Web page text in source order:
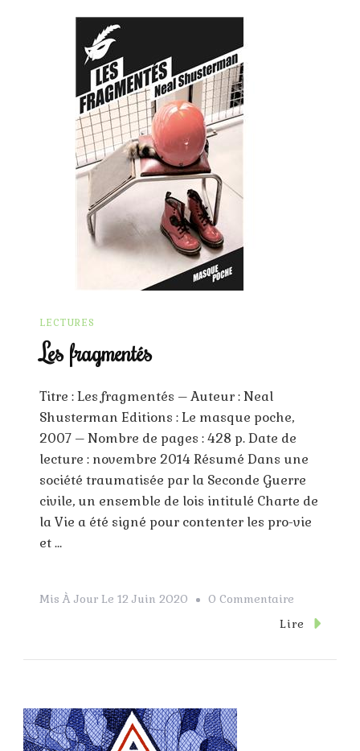
LECTURES
Les fragmentés
Titre : Les fragmentés – Auteur : Neal
Shusterman Editions : Le masque poche,
2007 – Nombre de pages : 428 p. Date de
lecture : novembre 2014 Résumé Dans une
société traumatisée par la Seconde Guerre
civile, un ensemble de lois intitulé Charte de
la Vie a été signé pour contenter les pro-vie
et …
Mis À Jour Le 12 Juin 2020 0 Commentaire
Les
Lire